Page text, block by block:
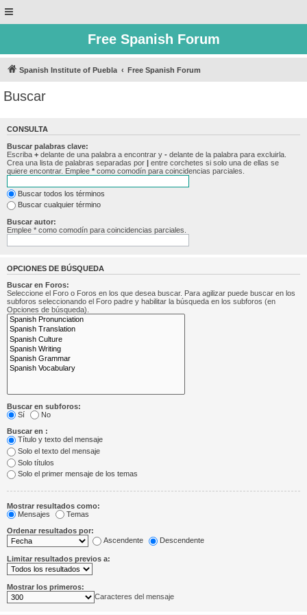
Free Spanish Forum
Spanish Institute of Puebla Free Spanish Forum
Buscar
CONSULTA
Buscar palabras clave:
Escriba + delante de una palabra a encontrar y - delante de la palabra para excluirla.
Crea una lista de palabras separadas por | entre corchetes si solo una de ellas se
quiere encontrar. Emplee * como comodín para coincidencias parciales.
Buscar todos los términos
Buscar cualquier término
Buscar autor:
Emplee * como comodín para coincidencias parciales.
OPCIONES DE BÚSQUEDA
Buscar en Foros:
Seleccione el Foro o Foros en los que desea buscar. Para agilizar puede buscar en los
subforos seleccionando el Foro padre y habilitar la búsqueda en los subforos (en
Opciones de búsqueda).
Buscar en subforos:
Sí
No
Buscar en :
Título y texto del mensaje
Solo el texto del mensaje
Solo títulos
Solo el primer mensaje de los temas
Mostrar resultados como:
Mensajes
Temas
Ordenar resultados por:
Ascendente
Descendente
Limitar resultados previos a:
Mostrar los primeros:
Caracteres del mensaje